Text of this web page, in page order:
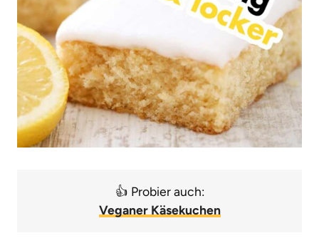
👍 Probier auch:
Veganer Käsekuchen